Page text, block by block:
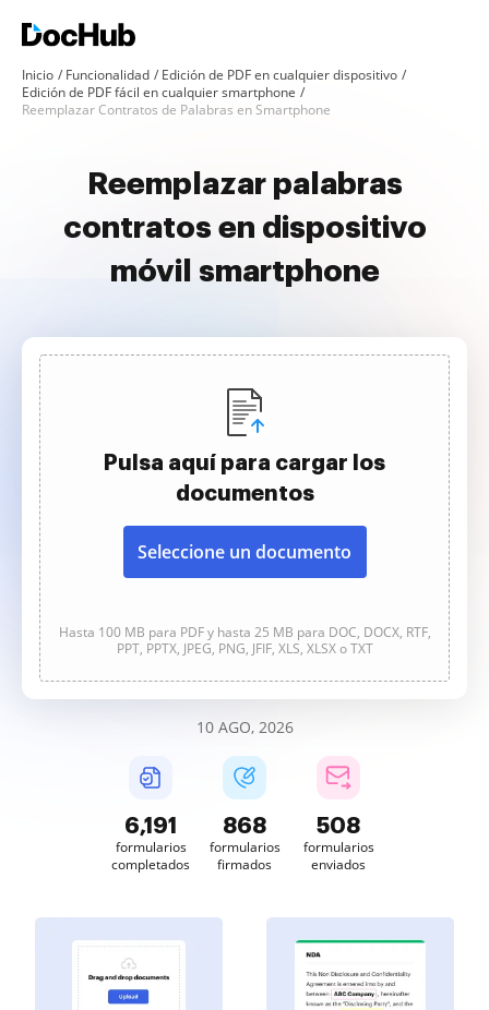
Inicio Funcionalidad
Edición de PDF en cualquier dispositivo
Edición de PDF fácil en cualquier smartphone
Reemplazar Contratos de Palabras en Smartphone
Reemplazar palabras
contratos en dispositivo
móvil smartphone
Pulsa aquí para cargar los
documentos
Seleccione un documento
Hasta 100 MB para PDF y hasta 25 MB para DOC, DOCX, RTF,
PPT, PPTX, JPEG, PNG, JFIF, XLS, XLSX o TXT
10 AGO, 2026
6,192
formularios
completados
868
formularios
firmados
508
formularios
enviados